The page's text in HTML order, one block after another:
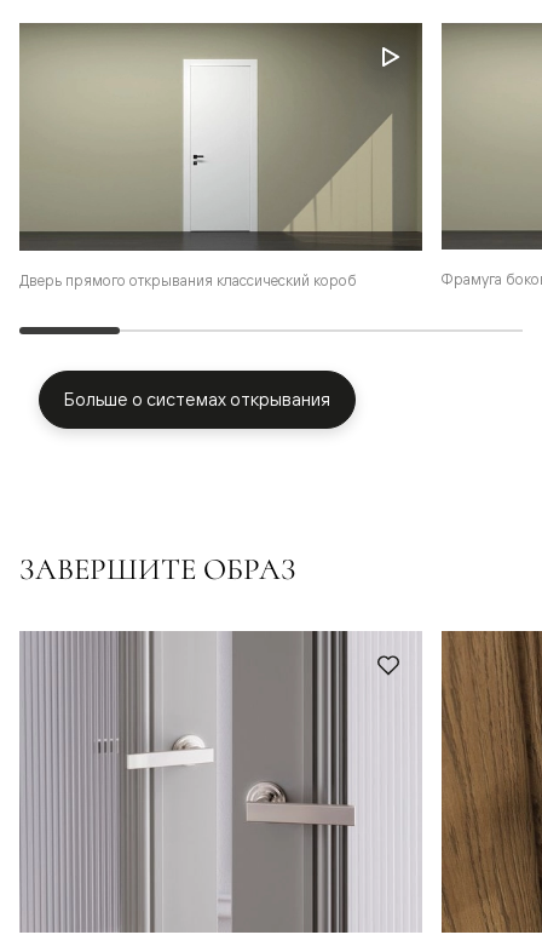
Дверь прямого открывания классический короб Фрамуга
Больше о системах открывания
ЗАВЕРШИТЕ ОБРАЗ